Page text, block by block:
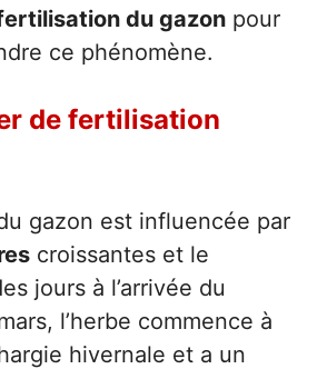
du gazon pour
ce phénomène.
de fertilisation
gazon est influencée par
croissantes et le
jours à l’arrivée du
l’herbe commence à
hivernale et a un